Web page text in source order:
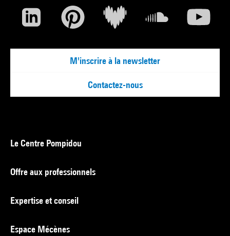
M'inscrire à la newsletter
Contactez-nous
Le Centre Pompidou
Offre aux professionnels
Expertise et conseil
Espace Mécènes